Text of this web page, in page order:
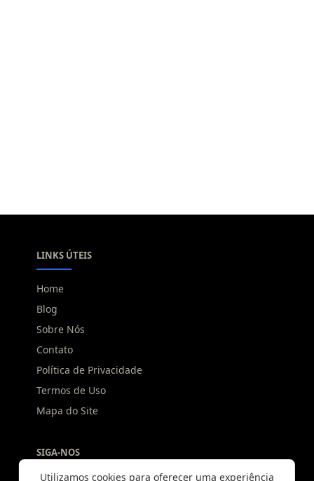
Utilizamos cookies para oferecer uma experiência
LINKS ÚTEIS
Home
Blog
Sobre Nós
Contato
Política de Privacidade
Termos de Uso
Mapa do Site
SIGA-NOS